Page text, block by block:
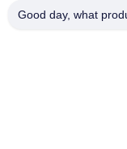
Good day, what